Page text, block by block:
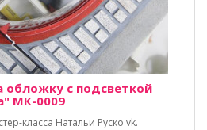
обложку с подсветкой
МК-0009
класса Натальи Руско vk.